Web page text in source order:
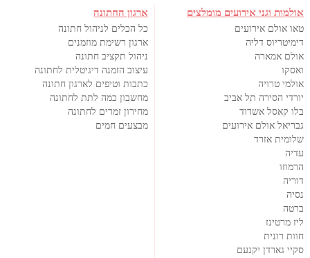
אולמות וגני אירועים מומלצים
טאו אולם אירועים
דימיטריוס דליה
אולם אמארה
ואסקו
אולמי טרויה
יורדי הסירה תל אביב
בלו קאסל אשדוד
גבריאל אולם אירועים
שלומית אזרד
עדיה
הרמוזו
דוריה
נסיה
ברטה
ליז מרטינז
חוות רונית
סקיי גארדן יקנעם
ארגון החתונה
כל הכלים לניהול חתונה
ארגון רשימת מוזמנים
ניהול תקציב חתונה
עיצוב הזמנה דיגיטלית לחתונה
כתבות וטיפים לארגון חתונה
מחשבון כמה לתת לחתונה
מחירון זמרים לחתונה
מבצעים חמים